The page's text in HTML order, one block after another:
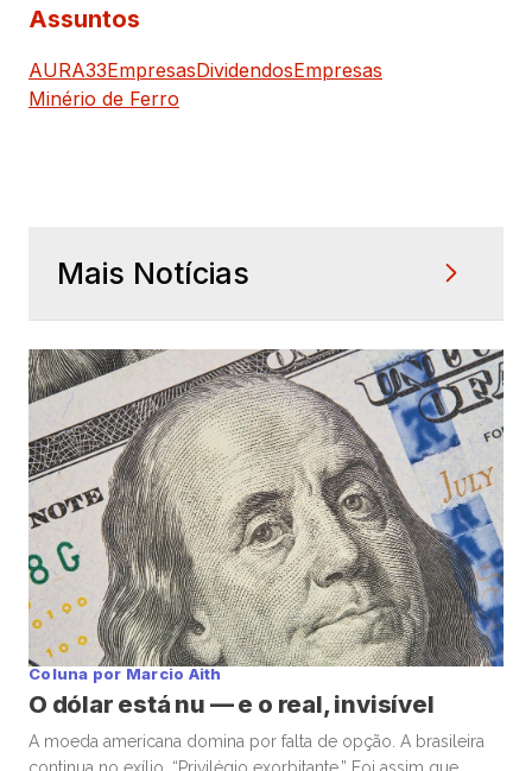
Assuntos
AURA33EmpresasDividendosEmpresas
Minério de Ferro
Mais Notícias
Coluna por Marcio Aith
O dólar está nu — e o real, invisível
A moeda americana domina por falta de opção. A brasileira